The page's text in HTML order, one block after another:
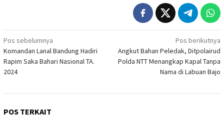
Navigasi
pos
Pos sebelumnya
Komandan Lanal Bandung Hadiri
Rapim Saka Bahari Nasional TA.
2024
Pos berikutnya
Angkut Bahan Peledak, Ditpolairud
Polda NTT Menangkap Kapal Tanpa
Nama di Labuan Bajo
POS TERKAIT